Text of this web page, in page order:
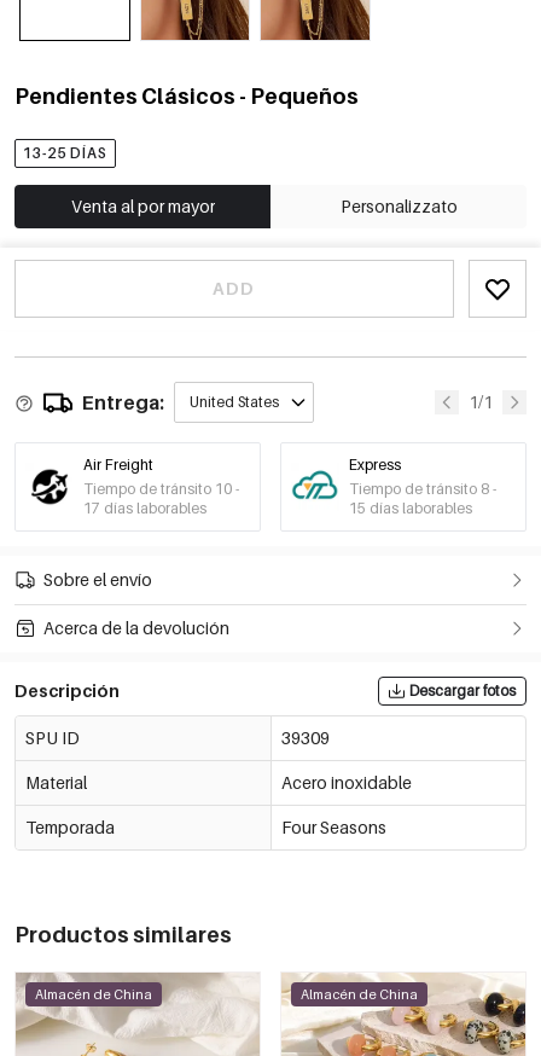
Pendientes Clásicos - Pequeños
13-25 DÍAS
Venta al por mayor Personalizzato
ADD
Entrega: United States 1/1
Air Freight
Tiempo de tránsito 10 -
17 días laborables
Express
Tiempo de tránsito 8 -
15 días laborables
Sobre el envío
Acerca de la devolución
Descripción Descargar fotos
SPU ID 39309
Material Acero inoxidable
Temporada Four Seasons
Productos similares
Almacén de China Almacén de China